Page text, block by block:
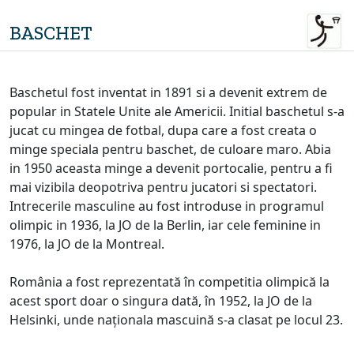
BASCHET
Baschetul fost inventat in 1891 si a devenit extrem de
popular in Statele Unite ale Americii. Initial baschetul s-a
jucat cu mingea de fotbal, dupa care a fost creata o
minge speciala pentru baschet, de culoare maro. Abia
in 1950 aceasta minge a devenit portocalie, pentru a fi
mai vizibila deopotriva pentru jucatori si spectatori.
Intrecerile masculine au fost introduse in programul
olimpic in 1936, la JO de la Berlin, iar cele feminine in
1976, la JO de la Montreal.
România a fost reprezentată în competitia olimpică la
acest sport doar o singura dată, în 1952, la JO de la
Helsinki, unde naționala mascuină s-a clasat pe locul 23.